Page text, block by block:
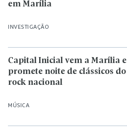
INVESTIGAÇÃO
em Marília
MÚSICA
Capital Inicial vem a Marília e
promete noite de clássicos do
rock nacional